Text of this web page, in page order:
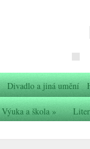
Divadlo a jiná umění
Výuka a škola»